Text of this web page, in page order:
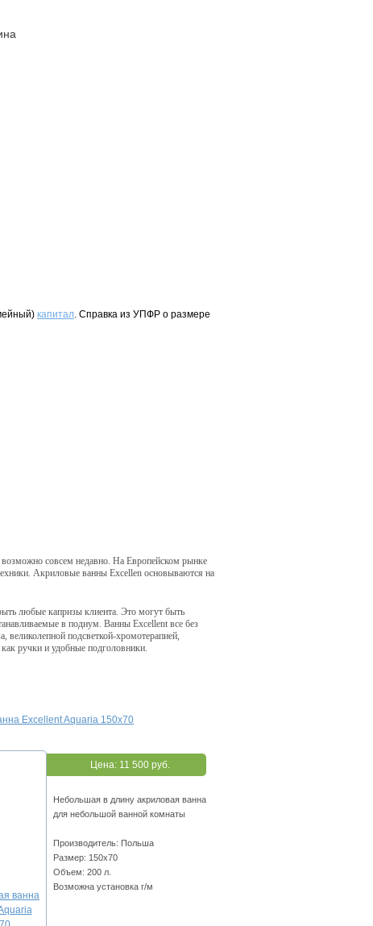
капитал. Справка из УПФР о размере
возможно совсем недавно. На Европейском рынке
Акриловые ванны Excellen основываются на
любые капризы клиента. Это могут быть
в подиум. Ванны Excellent все без
подсветкой-хромотерапией,
ручки и удобные подголовники.
Excellent Aquaria 150x70
Цена: 11 500 руб.
Небольшая в длину акриловая ванна
для небольшой ванной комнаты
Производитель: Польша
Размер: 150x70
Объем: 200 л.
Возможна установка г/м